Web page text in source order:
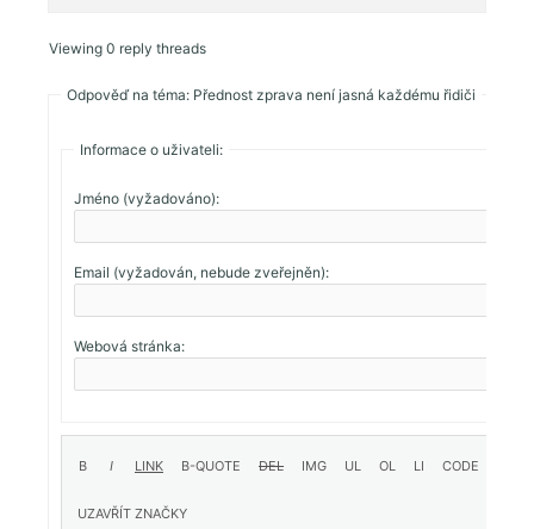
Viewing 0 reply threads
Odpověď na téma: Přednost zprava není jasná každému řidiči
Informace o uživateli:
Jméno (vyžadováno):
Email (vyžadován, nebude zveřejněn):
Webová stránka: